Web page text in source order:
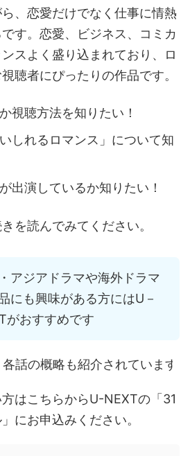
、恋愛だけでなく仕事に情熱
す。恋愛、ビジネス、コミカ
スよく盛り込まれており、ロ
聴者にぴったりの作品です。
視聴方法を知りたい！
しれるロマンス」について知
出演しているか知りたい！
を読んでみてください。
アジアドラマや海外ドラマ
にも興味がある方にはU－
がおすすめです
されていますので、覗いてみ
はこちらからU-NEXTの「31
にお申込みください。